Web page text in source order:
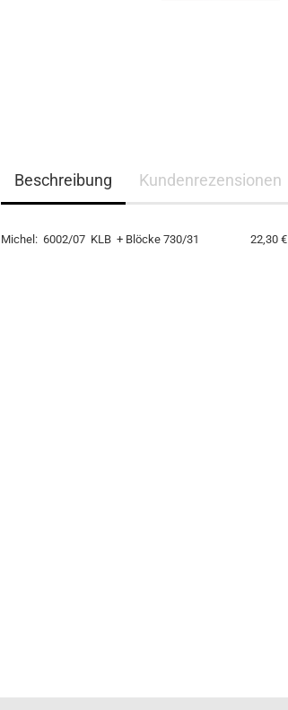
Beschreibung Kundenrezensionen
Michel: 6002/07 KLB + Blöcke 730/31 22,30 €